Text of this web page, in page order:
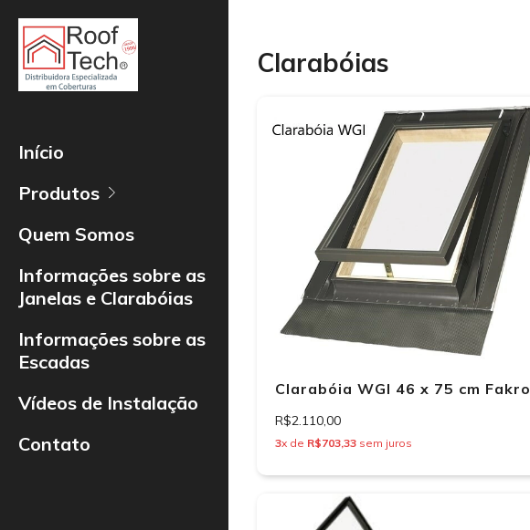
Início
Produtos
Quem Somos
Informações sobre as
Janelas e Clarabóias
Informações sobre as
Escadas
Vídeos de Instalação
Contato
Clarabóias
Clarabóia WGI 46 x 75 cm Fakro
R$2.110,00
3x de R$703,33 sem juros